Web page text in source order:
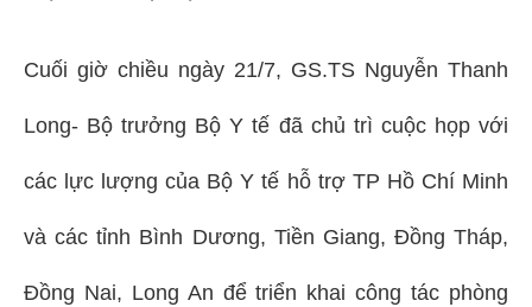
Cuối giờ chiều ngày 21/7, GS.TS Nguyễn Thanh
Long- Bộ trưởng Bộ Y tế đã chủ trì cuộc họp với
các lực lượng của Bộ Y tế hỗ trợ TP Hồ Chí Minh
và các tỉnh Bình Dương, Tiền Giang, Đồng Tháp,
Đồng Nai, Long An để triển khai công tác phòng